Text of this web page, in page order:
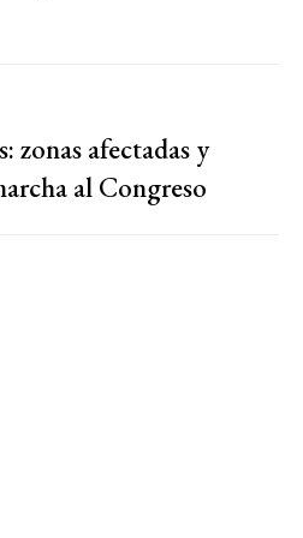
zonas afectadas y
al Congreso